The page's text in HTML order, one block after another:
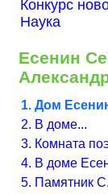
Конкурс
Наука
Есенин
1. Дом
2. В доме...
3. Комната
4. В доме
5. Памятник